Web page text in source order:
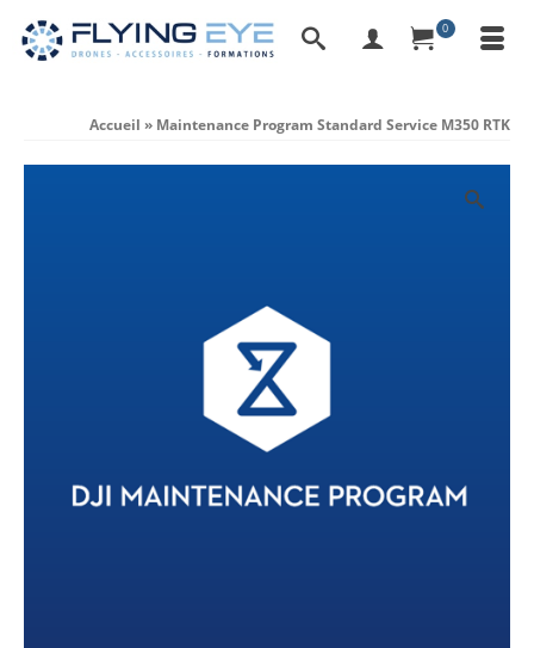
0
Accueil » Maintenance Program Standard Service M350 RTK